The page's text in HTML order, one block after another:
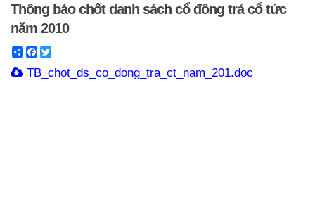
Thông báo chốt danh sách cổ đông trả cổ tức
năm 2010
ShareFacebook
TB_chot_ds_co_dong_tra_ct_nam_201.doc